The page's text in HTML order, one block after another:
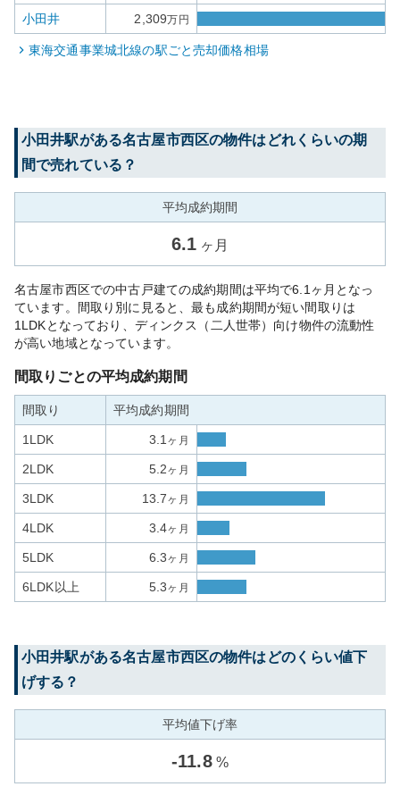
小田井 2,309万円
東海交通事業城北線の駅ごと売却価格相場
小田井駅がある名古屋市西区の物件はどれくらいの期
間で売れている？
平均成約期間
6.1 ヶ月
名古屋市西区での中古戸建ての成約期間は平均で6.1ヶ月となっ
ています。間取り別に見ると、最も成約期間が短い間取りは
1LDKとなっており、ディンクス（二人世帯）向け物件の流動性
が高い地域となっています。
間取りごとの平均成約期間
間取り 平均成約期間
1LDK 3.1 ヶ月
2LDK 5.2ヶ月
3LDK 13.7ヶ月
4LDK 3.4ヶ月
5LDK 6.3ヶ月
6LDK以上 5.3ヶ月
小田井駅がある名古屋市西区の物件はどのくらい値下
げする？
平均値下げ率
-11.8 %